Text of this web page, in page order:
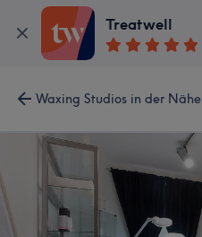
Treatwell
Waxing Studios in der Nähe